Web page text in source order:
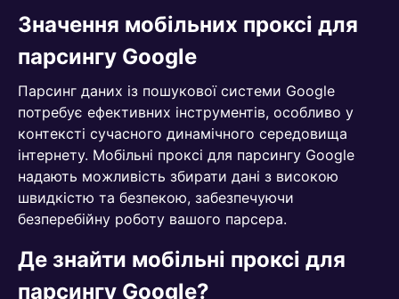
Значення мобільних проксі для
парсингу Google
Парсинг даних із пошукової системи Google
потребує ефективних інструментів, особливо у
контексті сучасного динамічного середовища
інтернету. Мобільні проксі для парсингу Google
надають можливість збирати дані з високою
швидкістю та безпекою, забезпечуючи
безперебійну роботу вашого парсера.
Де знайти мобільні проксі для
парсингу Google?